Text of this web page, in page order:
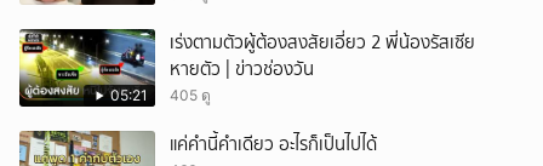
05:21
เร่งตามตัวผู้ต้องสงสัยเอี่ยว 2 พี่น้องรัสเซีย
หายตัว | ข่าวช่องวัน
405 ดู
แค่คำนี้คำเดียว อะไรก็เป็นไปได้